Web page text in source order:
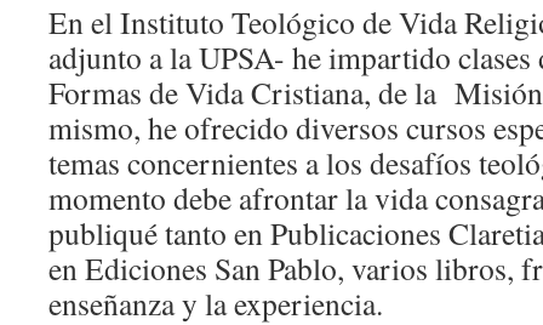
En el Instituto Teológico de Vida
adjunto a la UPSA- he impartido clases
Formas de Vida Cristiana, de la
mismo, he ofrecido diversos cursos
temas concernientes a los desafíos
momento debe afrontar la vida
publiqué tanto en Publicaciones
en Ediciones San Pablo, varios libros,
enseñanza y la experiencia.